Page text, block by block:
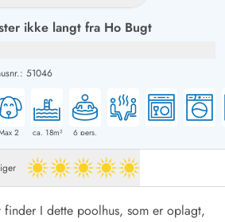
ikke langt fra Ho Bugt
51046
2 ca. 18m² 6 pers.
5 ud af 5
finder I dette poolhus, som er oplagt,